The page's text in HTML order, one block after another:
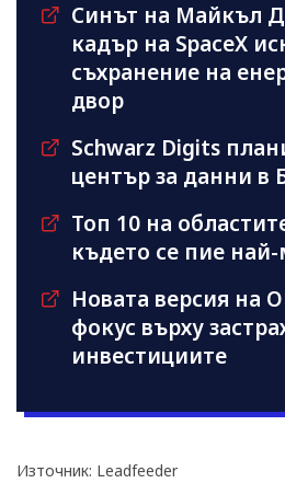
Синът на Майкъл
кадър на SpaceX
съхранение на
двор
Schwarz Digits
център за данни в
Топ 10 на
където се пие
Новата версия на
фокус върху
инвестициите
Източник: Leadfeeder